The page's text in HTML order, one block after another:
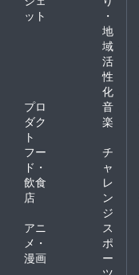
ット
・
地
域
活
性
化
プロ
ダク
ト
音
楽
フー
ド・
飲食
店
チ
ャ
レ
ン
ジ
アニ
メ・
漫画
ス
ポ
ー